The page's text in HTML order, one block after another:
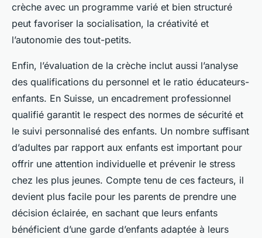
crèche avec un programme varié et bien structuré
peut favoriser la socialisation, la créativité et
l’autonomie des tout-petits.
Enfin, l’évaluation de la crèche inclut aussi l’analyse
des qualifications du personnel et le ratio éducateurs-
enfants. En Suisse, un encadrement professionnel
qualifié garantit le respect des normes de sécurité et
le suivi personnalisé des enfants. Un nombre suffisant
d’adultes par rapport aux enfants est important pour
offrir une attention individuelle et prévenir le stress
chez les plus jeunes. Compte tenu de ces facteurs, il
devient plus facile pour les parents de prendre une
décision éclairée, en sachant que leurs enfants
bénéficient d’une garde d’enfants adaptée à leurs